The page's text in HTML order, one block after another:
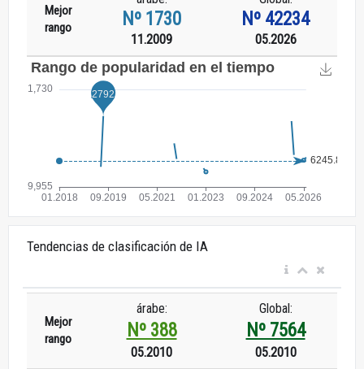
Mejor
rango
Nº 1730
11.2009
Nº 42234
05.2026
Tendencias de clasificación de IA
Mejor
rango
árabe:
Nº 388
05.2010
Global:
Nº 7564
05.2010